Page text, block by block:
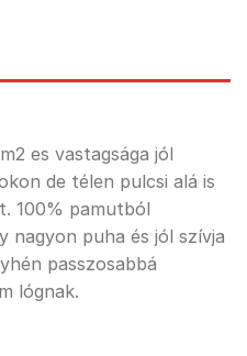
es vastagsága jól
de télen pulcsi alá is
100% pamutból
nagyon puha és jól szívja
passzosabbá
lógnak.